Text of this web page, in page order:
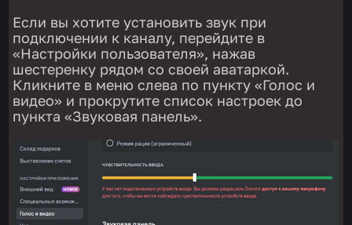
Если вы хотите установить звук при
подключении к каналу, перейдите в
«Настройки пользователя», нажав
шестеренку рядом со своей аватаркой.
Кликните в меню слева по пункту «Голос и
видео» и прокрутите список настроек до
пункта «Звуковая панель».